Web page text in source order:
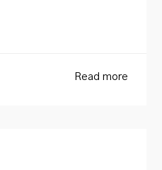
Read more